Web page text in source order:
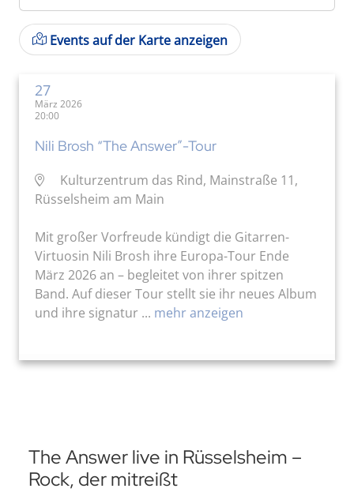
Events auf der Karte anzeigen
27
März 2026
20:00
Nili Brosh “The Answer”-Tour
Kulturzentrum das Rind, Mainstraße 11,
Rüsselsheim am Main
Mit großer Vorfreude kündigt die Gitarren-
Virtuosin Nili Brosh ihre Europa-Tour Ende
März 2026 an – begleitet von ihrer spitzen
Band. Auf dieser Tour stellt sie ihr neues Album
und ihre signatur ... mehr anzeigen
The Answer live in Rüsselsheim –
Rock, der mitreißt